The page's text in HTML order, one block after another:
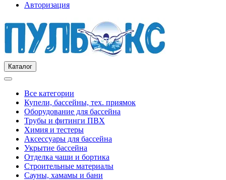
Авторизация
Каталог
Все категории
Купели, бассейны, тех. приямок
Оборудование для бассейна
Трубы и фитинги ПВХ
Химия и тестеры
Аксессуары для бассейна
Укрытие бассейна
Отделка чаши и бортика
Строительные материалы
Сауны, хамамы и бани